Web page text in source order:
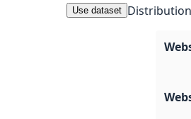
Use dataset